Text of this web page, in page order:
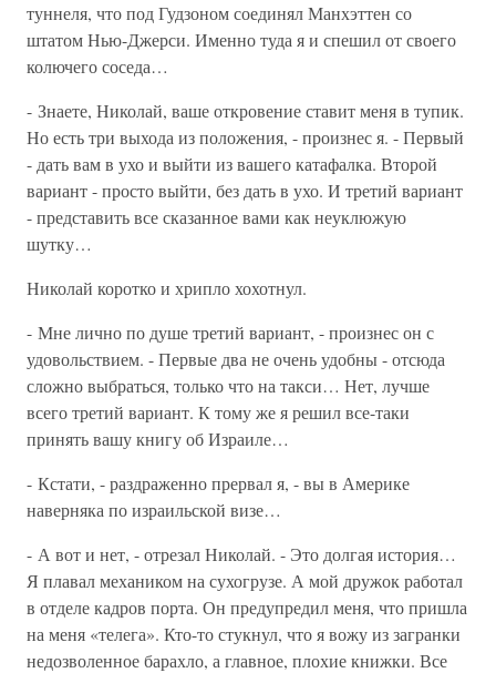
туннеля, что под Гудзоном соединял Манхэттен со
штатом Нью-Джерси. Именно туда я и спешил от своего
колючего соседа…
- Знаете, Николай, ваше откровение ставит меня в тупик.
Но есть три выхода из положения, - произнес я. - Первый
- дать вам в ухо и выйти из вашего катафалка. Второй
вариант - просто выйти, без дать в ухо. И третий вариант
- представить все сказанное вами как неуклюжую
шутку…
Николай коротко и хрипло хохотнул.
- Мне лично по душе третий вариант, - произнес он с
удовольствием. - Первые два не очень удобны - отсюда
сложно выбраться, только что на такси… Нет, лучше
всего третий вариант. К тому же я решил все-таки
принять вашу книгу об Израиле…
- Кстати, - раздраженно прервал я, - вы в Америке
наверняка по израильской визе…
- А вот и нет, - отрезал Николай. - Это долгая история…
Я плавал механиком на сухогрузе. А мой дружок работал
в отделе кадров порта. Он предупредил меня, что пришла
на меня «телега». Кто-то стукнул, что я вожу из загранки
недозволенное барахло, а главное, плохие книжки. Все